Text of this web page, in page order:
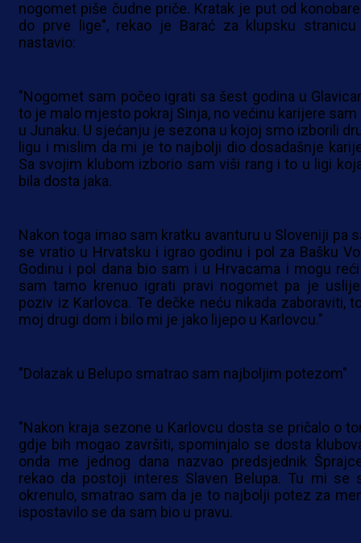
nogomet piše čudne priče. Kratak je put od
do prve lige", rekao je Barać za klupsku stranicu
nastavio:
"Nogomet sam počeo igrati sa šest godina u
to je malo mjesto pokraj Sinja, no većinu karijere sam
u Junaku. U sjećanju je sezona u kojoj smo izborili
ligu i mislim da mi je to najbolji dio dosadašnje
Sa svojim klubom izborio sam viši rang i to u ligi
bila dosta jaka.
Nakon toga imao sam kratku avanturu u Sloveniji pa
se vratio u Hrvatsku i igrao godinu i pol za Bašku
Godinu i pol dana bio sam i u Hrvacama i mogu
sam tamo krenuo igrati pravi nogomet pa je
poziv iz Karlovca. Te dečke neću nikada zaboraviti,
moj drugi dom i bilo mi je jako lijepo u Karlovcu."
"Dolazak u Belupo smatrao sam najboljim potezom"
"Nakon kraja sezone u Karlovcu dosta se pričalo o
gdje bih mogao završiti, spominjalo se dosta
onda me jednog dana nazvao predsjednik
rekao da postoji interes Slaven Belupa. Tu mi se
okrenulo, smatrao sam da je to najbolji potez za
ispostavilo se da sam bio u pravu.